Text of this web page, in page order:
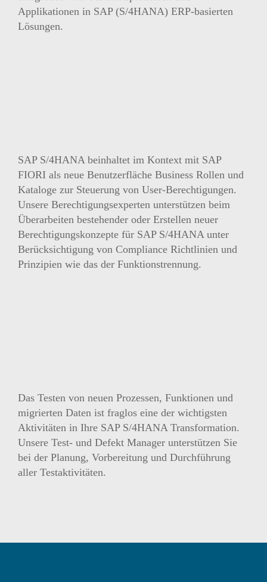
Applikationen in SAP (S/4HANA) ERP-basierten
Lösungen.
SAP S/4HANA beinhaltet im Kontext mit SAP
FIORI als neue Benutzerfläche Business Rollen und
Kataloge zur Steuerung von User-Berechtigungen.
Unsere Berechtigungsexperten unterstützen beim
Überarbeiten bestehender oder Erstellen neuer
Berechtigungskonzepte für SAP S/4HANA unter
Berücksichtigung von Compliance Richtlinien und
Prinzipien wie das der Funktionstrennung.
Das Testen von neuen Prozessen, Funktionen und
migrierten Daten ist fraglos eine der wichtigsten
Aktivitäten in Ihre SAP S/4HANA Transformation.
Unsere Test- und Defekt Manager unterstützen Sie
bei der Planung, Vorbereitung und Durchführung
aller Testaktivitäten.